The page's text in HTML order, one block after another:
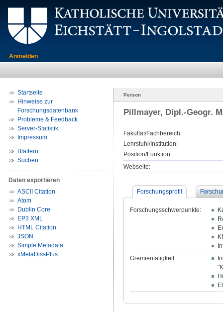
Anmelden
Startseite
Hinweise zur
Forschungsdatenbank
Probleme & Feedback
Server-Statistik
Impressum
Blättern
Suchen
Daten exportieren
ASCII Citation
Atom
Dublin Core
EP3 XML
HTML Citation
JSON
Simple Metadata
xMetaDissPlus
Person
Pillmayer, Dipl.-Geogr.
Fakultät/Fachbereich:
Lehrstuhl/Institution:
Position/Funktion:
Webseite:
Forschungsprofil
Forschungsschwerpunkte:
Gremientätigkeit: